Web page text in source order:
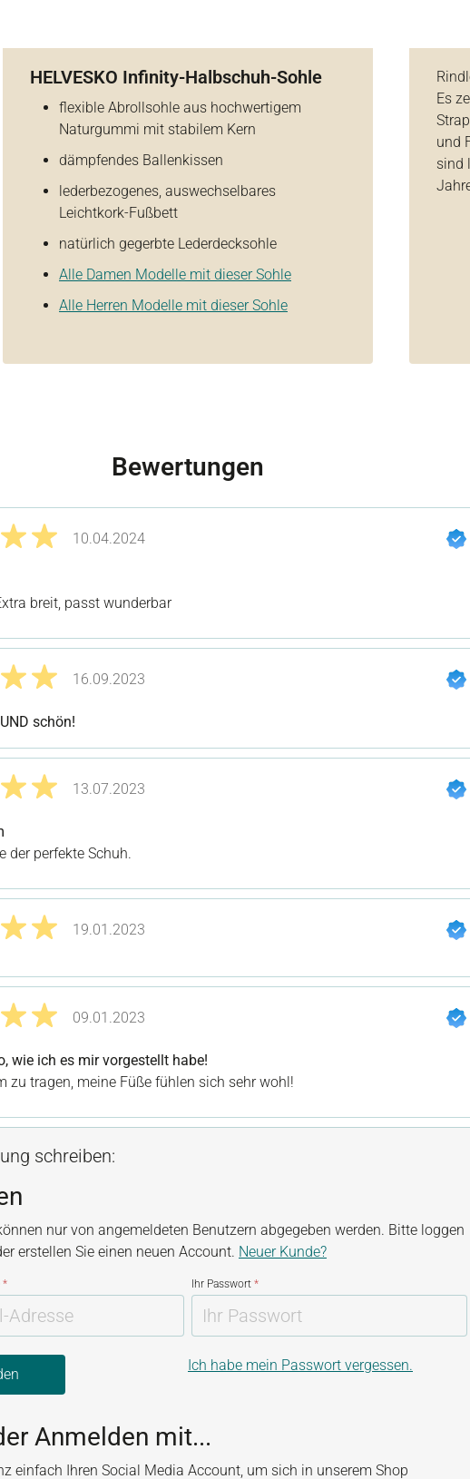
HELVESKO Infinity-Halbschuh-Sohle
flexible Abrollsohle aus hochwertigem
Naturgummi mit stabilem Kern
dämpfendes Ballenkissen
lederbezogenes, auswechselbares
Leichtkork-Fußbett
natürlich gegerbte Lederdecksohle
Alle Damen Modelle mit dieser Sohle
Alle Herren Modelle mit dieser Sohle
Es
und
sind
Bewertungen
10.04.2024
breit, passt wunderbar
16.09.2023
schön!
13.07.2023
der perfekte Schuh.
19.01.2023
09.01.2023
wie ich es mir vorgestellt habe!
zu tragen, meine Füße fühlen sich sehr wohl!
schreiben:
nur von angemeldeten Benutzern abgegeben werden. Bitte loggen
erstellen Sie einen neuen Account. Neuer Kunde?
* Ihr Passwort *
Ich habe mein Passwort vergessen.
Anmelden mit...
einfach Ihren Social Media Account, um sich in unserem Shop